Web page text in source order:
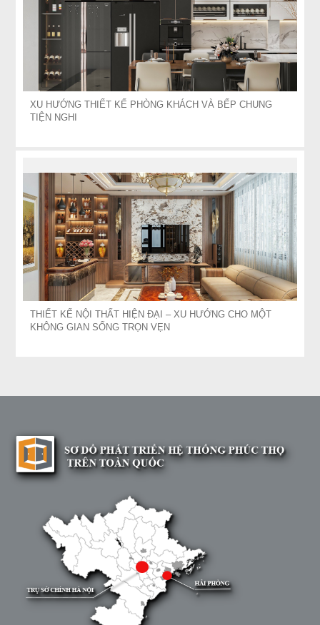
XU HƯỚNG THIẾT KẾ PHÒNG KHÁCH VÀ BẾP CHUNG
TIỆN NGHI
THIẾT KẾ NỘI THẤT HIỆN ĐẠI – XU HƯỚNG CHO MỘT
KHÔNG GIAN SỐNG TRỌN VẸN